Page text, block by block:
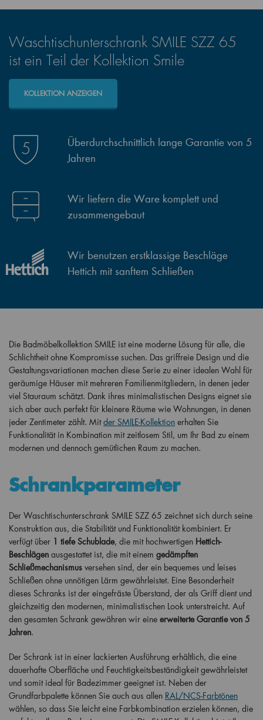
Waschtischunterschrank SMILE SZZ 65
ist ein Teil der Kollektion Smile
KOLLEKTION ANZEIGEN
Überdurchschnittlich lange Garantie von 5
Jahren
Wir liefern die Ware komplett und
zusammengebaut
Wir benutzen erstklassige Beschläge
Hettich mit sanftem Schließen
Die Badmöbelkollektion SMILE ist eine moderne Lösung für alle, die
Schlichtheit ohne Kompromisse suchen. Das griffreie Design und die
Gestaltungsvariationen machen diese Serie zu einer idealen Wahl für
geräumige Häuser mit mehreren Familienmitgliedern, in denen jeder
viel Stauraum schätzt. Dank ihres minimalistischen Designs eignet sie
sich aber auch perfekt für kleinere Räume wie Wohnungen, in denen
jeder Zentimeter zählt. Mitder SMILE-Kollektion erhalten Sie
Funktionalität in Kombination mit zeitlosem Stil, um Ihr Bad zu einem
modernen und dennoch gemütlichen Raum zu machen.
Schrankparameter
Der Waschtischunterschrank SMILE SZZ 65 zeichnet sich durch seine
Konstruktion aus, die Stabilität und Funktionalität kombiniert. Er
verfügt über 1 tiefe Schublade, die mit hochwertigen Hettich-
Beschlägen ausgestattet ist, die mit einem gedämpften
Schließmechanismus versehen sind, der ein bequemes und leises
Schließen ohne unnötigen Lärm gewährleistet. Eine Besonderheit
dieses Schranks ist der eingefräste Überstand, der als Griff dient und
gleichzeitig den modernen, minimalistischen Look unterstreicht. Auf
den gesamten Schrank gewähren wir eine erweiterte Garantie von 5
Jahren.
Der Schrank ist in einer lackierten Ausführung erhältlich, die eine
dauerhafte Oberfläche und Feuchtigkeitsbeständigkeit gewährleistet
und somit ideal für Badezimmer geeignet ist. Neben der
Grundfarbpalette können Sie auch aus allen RAL/NCS-Farbtönen
wählen, so dass Sie leicht eine Farbkombination erzielen können, die